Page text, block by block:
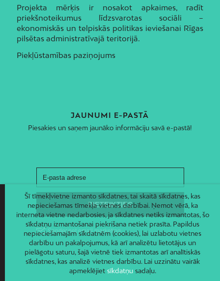
Projekta mērķis ir nosakot apkaimes, radīt
priekšnoteikumus līdzsvarotas sociāli –
ekonomiskās un telpiskās politikas ieviešanai Rīgas
pilsētas administratīvajā teritorijā.
Piekļūstamības paziņojums
JAUNUMI E-PASTĀ
Piesakies un saņem jaunāko informāciju savā e-pastā!
Šī tīmekļvietne izmanto sīkdatnes, tai skaitā sīkdatnes, kas
nepieciešamas tīmekļa vietnes darbībai. Ņemot vērā, ka
interneta vietne nedarbosies, ja sīkdatnes netiks izmantotas, šo
sīkdatņu izmantošanai piekrišana netiek prasīta. Papildus
nepieciešamajām sīkdatnēm (cookies), lai uzlabotu vietnes
darbību un pakalpojumus, kā arī analizētu lietotājus un
pielāgotu saturu, šajā vietnē tiek izmantotas arī analītiskās
sīkdatnes, kas analizē vietnes darbību. Lai uzzinātu vairāk
apmeklējiet sīkdatņusadaļu.